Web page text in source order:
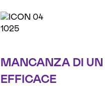
MANCANZA DI UN
EFFICACE